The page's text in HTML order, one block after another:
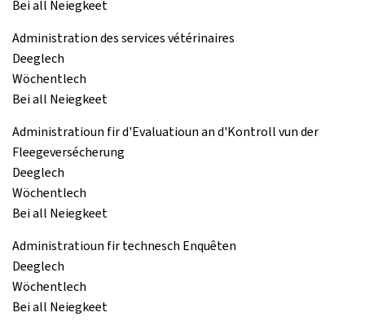
Bei all Neiegkeet
Administration des services vétérinaires
Deeglech
Wöchentlech
Bei all Neiegkeet
Administratioun fir d'Evaluatioun an d'Kontroll vun der
Fleegeversécherung
Deeglech
Wöchentlech
Bei all Neiegkeet
Administratioun fir technesch Enquêten
Deeglech
Wöchentlech
Bei all Neiegkeet